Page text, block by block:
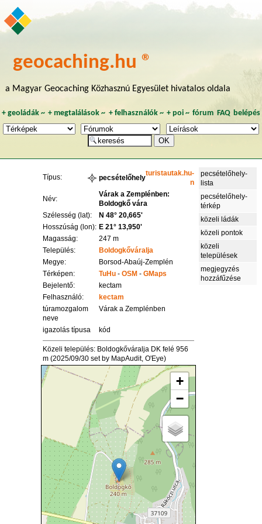
geocaching.hu ®
a Magyar Geocaching Közhasznú Egyesület hivatalos oldala
+ geoládák~ +megtalálások ~ + felhasználók~ + poi~ fórum FAQ belépés
Típus: pecsételőhely
turistautak.hu-
n
Név:
Várak a Zemplénben:
Boldogkő vára
Szélesség (lat):
N 48° 20,665'
Hosszúság (lon): E 21° 13,950'
Magasság:
247 m
Település:
Boldogkőváralja
Megye:
Borsod-Abaúj-Zemplén
Térképen:
TuHu -OSM -GMaps
Bejelentő:
kectam
Felhasználó:
kectam
túramozgalom
neve
Várak a Zemplénben
igazolás típusa kód
Közeli település: Boldogkőváralja DK felé 956
m (2025/09/30 set by MapAudit, O'Eye)
+
−
pecsételőhely-
lista
pecsételőhely-
térkép
közeli ládák
közeli pontok
közeli
települések
megjegyzés
hozzáfűzése